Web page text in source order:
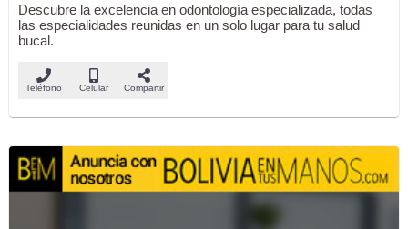
Descubre la excelencia en odontología especializada, todas
las especialidades reunidas en un solo lugar para tu salud
bucal.
Teléfono Celular Compartir